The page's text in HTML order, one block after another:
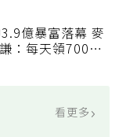
億暴富落幕 麥
謙：每天領700元